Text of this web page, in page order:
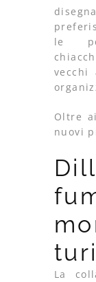
le
vecchi
Oltre
nuovi
La